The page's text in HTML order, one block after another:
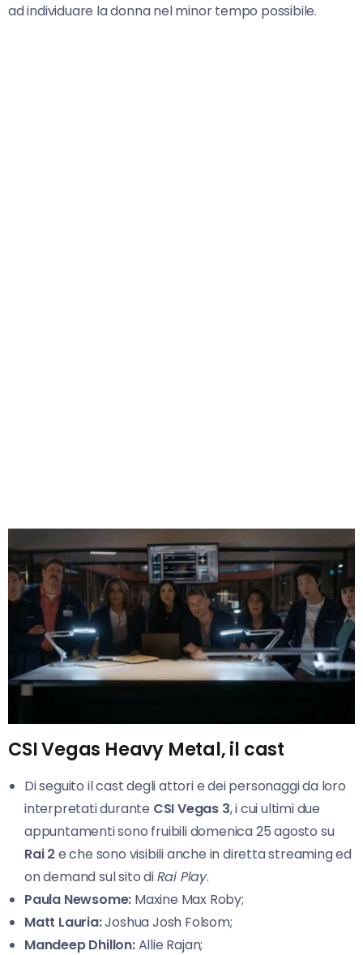
ad individuare la donna nel minor tempo possibile.
CSI Vegas Heavy Metal, il cast
Di seguito il cast degli attori e dei personaggi da loro
interpretati durante CSI Vegas 3, i cui ultimi due
appuntamenti sono fruibili domenica 25 agosto su
Rai 2 e che sono visibili anche in diretta streaming ed
on demand sul sito diRai Play.
Paula Newsome: Maxine Max Roby;
Matt Lauria:Joshua Josh Folsom;
Mandeep Dhillon:Allie Rajan;